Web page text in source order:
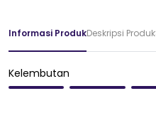
Informasi ProdukDeskripsi Produk
Kelembutan